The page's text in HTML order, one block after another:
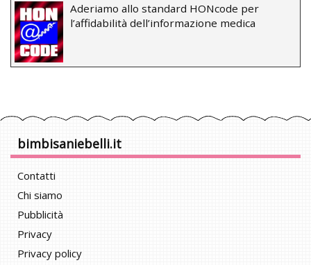
Aderiamo allo standard HONcode per
l’affidabilità dell’informazione medica
bimbisaniebelli.it
Contatti
Chi siamo
Pubblicità
Privacy
Privacy policy